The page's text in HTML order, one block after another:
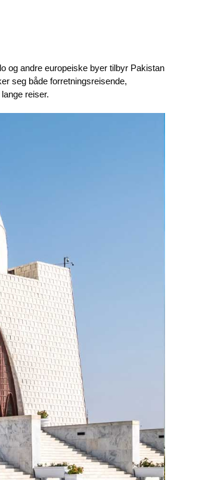
og andre europeiske byer tilbyr Pakistan
seg både forretningsreisende,
reiser.